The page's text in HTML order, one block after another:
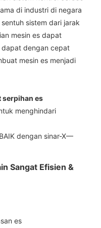
di industri di negara
sistem dari jarak
mesin es dapat
dapat dengan cepat
mesin es menjadi
serpihan es
menghindari
dengan sinar-X—
es